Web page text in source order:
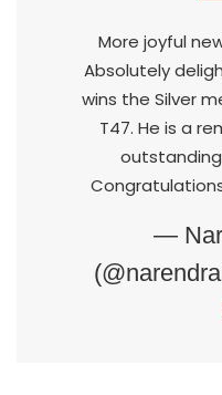
More joyful
Absolutely
wins the Silver
T47. He is a
—